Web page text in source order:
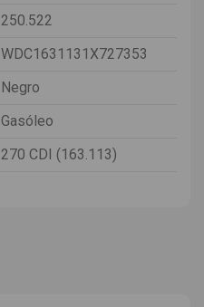
250.522
WDC1631131X727353
Negro
Gasóleo
270 CDI (163.113)